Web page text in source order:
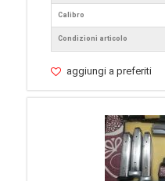
Calibro
Condizioni articolo
aggiungi a preferiti